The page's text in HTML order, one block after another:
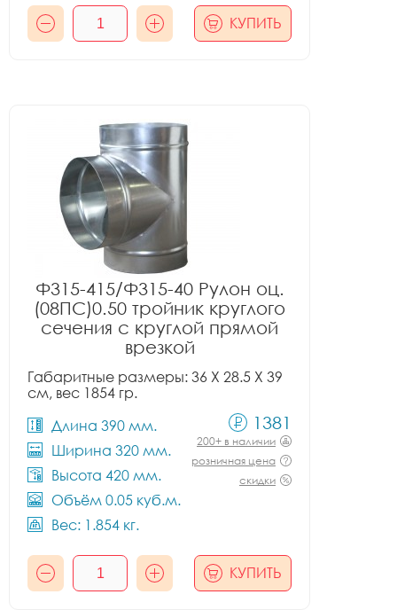
КУПИТЬ
Ф315-415/Ф315-40 Рулон оц.
(08ПС)0.50 тройник круглого
сечения с круглой прямой
врезкой
Габаритные размеры: 36 X 28.5 X 39
см, вес 1854 гр.
Длина 390 мм.
Ширина 320 мм.
Высота 420 мм.
Объём 0.05 куб.м.
Вес: 1.854 кг.
1381
200+ в наличии
розничная цена
скидки
КУПИТЬ